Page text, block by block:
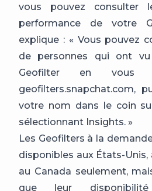
vous pouvez consulter
performance de votre
explique : « Vous pouvez
de personnes qui ont
Geofilter en vous
geofilters.snapchat.com,
votre nom dans le coin
sélectionnant Insights. »
Les Geofilters à la
disponibles aux États-
au Canada seulement,
que leur